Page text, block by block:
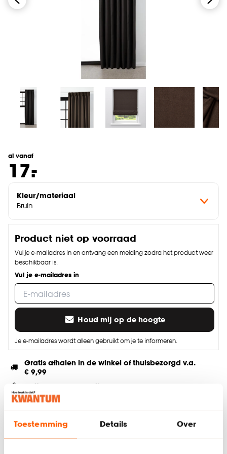
Toestemming Details Over
al vanaf
17.
-
Kleur/materiaal
Bruin
Product niet op voorraad
Vul je e-mailadres in en ontvang een melding zodra het product weer
beschikbaar is.
Vul je e-mailadres in
Houd mij op de hoogte
Je e-mailadres wordt alleen gebruikt om je te informeren.
Gratis afhalen in de winkel of thuisbezorgd v.a.
€ 9,99
Altijd de laagste prijs
Speciaal voor jou op maat gemaakt
Deel jouw product & volg ons op social